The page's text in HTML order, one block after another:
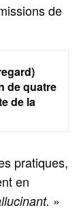
de
de quatre
de la
pratiques,
en
»